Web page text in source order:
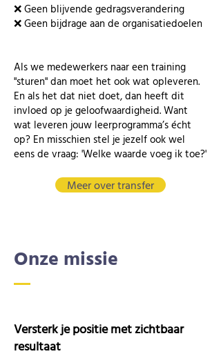
❌ Geen blijvende gedragsverandering
❌ Geen bijdrage aan de organisatiedoelen
Als we medewerkers naar een training
"sturen" dan moet het ook wat opleveren.
En als het dat niet doet, dan heeft dit
invloed op je geloofwaardigheid. Want
wat leveren jouw leerprogramma’s écht
op? En misschien stel je jezelf ook wel
eens de vraag: 'Welke waarde voeg ik toe?'
Meer over transfer
Onze missie
Versterk je positie met zichtbaar
resultaat